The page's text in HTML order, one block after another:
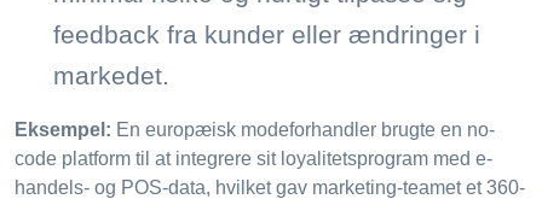
feedback fra kunder eller ændringer i
markedet.
Eksempel: En europæisk modeforhandler brugte en no-
code platform til at integrere sit loyalitetsprogram med e-
handels- og POS-data, hvilket gav marketing-teamet et 360-